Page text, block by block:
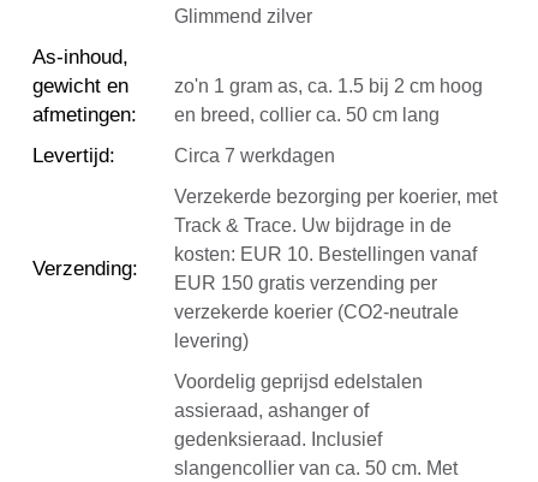
Glimmend zilver
As-inhoud,
gewicht en
afmetingen:
zo'n 1 gram as, ca. 1.5 bij 2 cm hoog
en breed, collier ca. 50 cm lang
Levertijd: Circa 7 werkdagen
Verzending:
Verzekerde bezorging per koerier, met
Track & Trace. Uw bijdrage in de
kosten: EUR 10. Bestellingen vanaf
EUR 150 gratis verzending per
verzekerde koerier (CO2-neutrale
levering)
Voordelig geprijsd edelstalen
assieraad, ashanger of
gedenksieraad. Inclusief
slangencollier van ca. 50 cm. Met